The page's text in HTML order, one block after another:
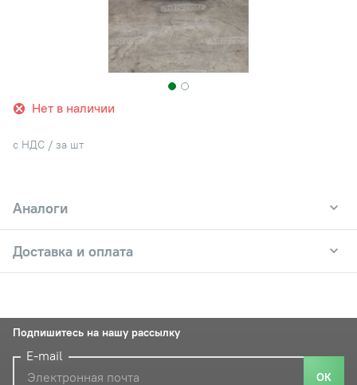
Нет в наличии
с НДС / за шт
Аналоги
Доставка и оплата
Подпишитесь на нашу рассылку
E-mail
ОК